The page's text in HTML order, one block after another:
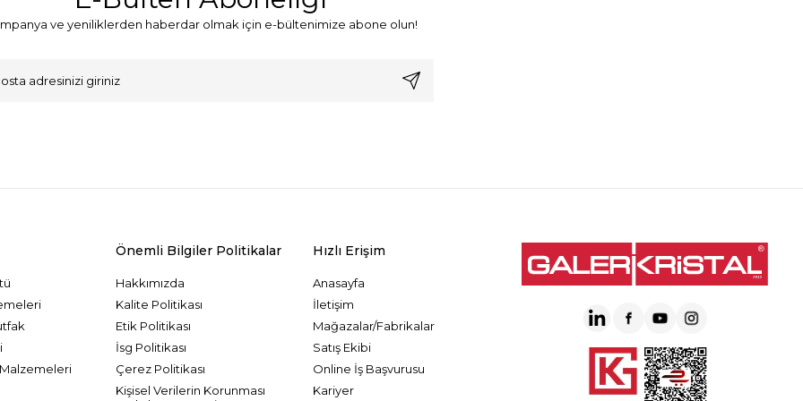
ve yeniliklerden haberdar olmak için e-bültenimize abone olun!
Önemli Bilgiler Politikalar
Hakkımızda
Kalite Politikası
Etik Politikası
İsg Politikası
Çerez Politikası
Kişisel Verilerin Korunması
Hızlı Erişim
Anasayfa
İletişim
Mağazalar/Fabrikalar
Satış Ekibi
Online İş Başvurusu
Kariyer